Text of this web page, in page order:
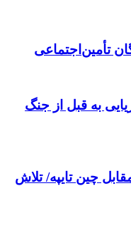
به قبل از جنگ
چین تایپه/ تلاش